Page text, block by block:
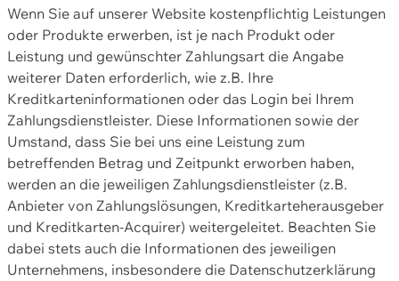
Wenn Sie auf unserer Website kostenpflichtig Leistungen
oder Produkte erwerben, ist je nach Produkt oder
Leistung und gewünschter Zahlungsart die Angabe
weiterer Daten erforderlich, wie z.B. Ihre
Kreditkarteninformationen oder das Login bei Ihrem
Zahlungsdienstleister. Diese Informationen sowie der
Umstand, dass Sie bei uns eine Leistung zum
betreffenden Betrag und Zeitpunkt erworben haben,
werden an die jeweiligen Zahlungsdienstleister (z.B.
Anbieter von Zahlungslösungen, Kreditkarteherausgeber
und Kreditkarten-Acquirer) weitergeleitet. Beachten Sie
dabei stets auch die Informationen des jeweiligen
Unternehmens, insbesondere die Datenschutzerklärung